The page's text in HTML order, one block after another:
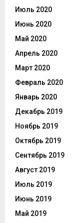
Июль 2020
Июнь 2020
Май 2020
Апрель 2020
Март 2020
Февраль 2020
Январь 2020
Декабрь 2019
Ноябрь 2019
Октябрь 2019
Сентябрь 2019
Август 2019
Июль 2019
Июнь 2019
Май 2019